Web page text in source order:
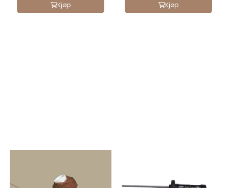
Kjøp
Kjøp